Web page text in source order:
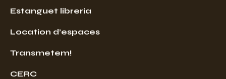
Estanguet libreria
Location d’espaces
Transmetem!
CERC